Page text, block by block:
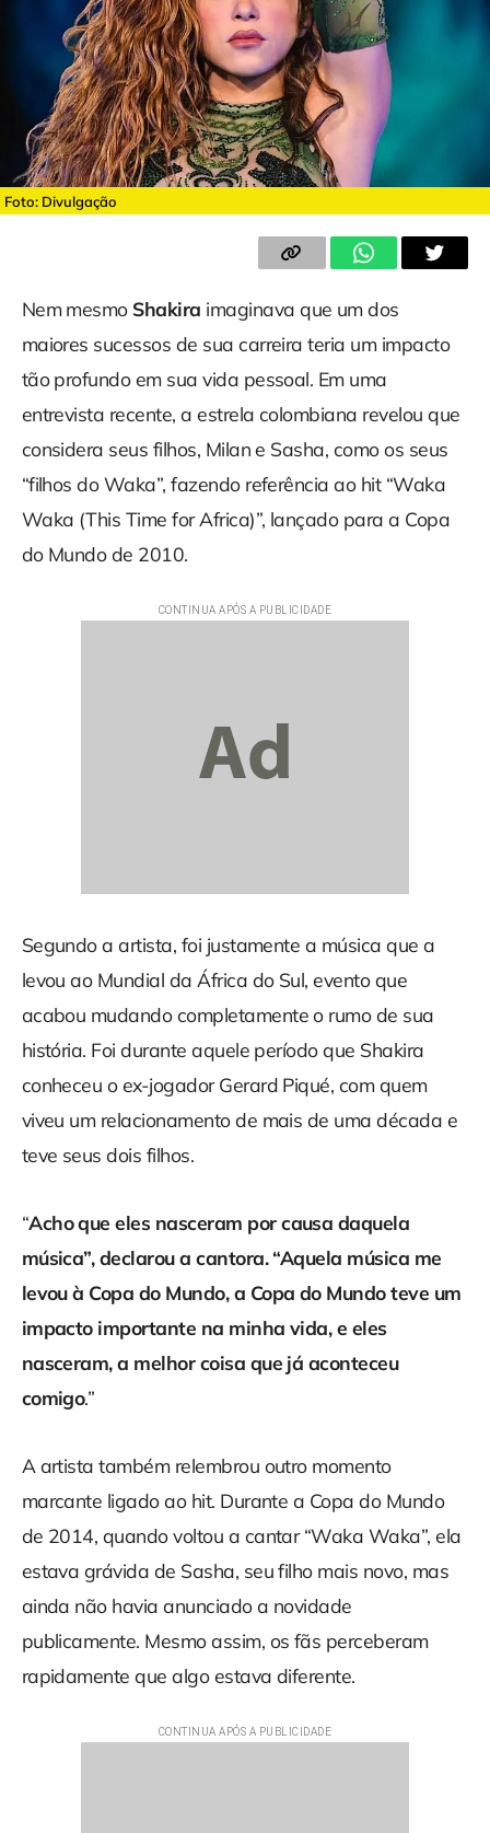
Foto: Divulgação
Nem mesmo Shakira imaginava que um dos
maiores sucessos de sua carreira teria um impacto
tão profundo em sua vida pessoal. Em uma
entrevista recente, a estrela colombiana revelou que
considera seus filhos, Milan e Sasha, como os seus
“filhos do Waka”, fazendo referência ao hit “Waka
Waka (This Time for Africa)”, lançado para a Copa
do Mundo de 2010.
Segundo a artista, foi justamente a música que a
levou ao Mundial da África do Sul, evento que
acabou mudando completamente o rumo de sua
história. Foi durante aquele período que Shakira
conheceu o ex-jogador Gerard Piqué, com quem
viveu um relacionamento de mais de uma década e
teve seus dois filhos.
“Acho que eles nasceram por causa daquela
música”, declarou a cantora. “Aquela música me
levou à Copa do Mundo, a Copa do Mundo teve um
impacto importante na minha vida, e eles
nasceram, a melhor coisa que já aconteceu
comigo.”
A artista também relembrou outro momento
marcante ligado ao hit. Durante a Copa do Mundo
de 2014, quando voltou a cantar “Waka Waka”, ela
estava grávida de Sasha, seu filho mais novo, mas
ainda não havia anunciado a novidade
publicamente. Mesmo assim, os fãs perceberam
rapidamente que algo estava diferente.